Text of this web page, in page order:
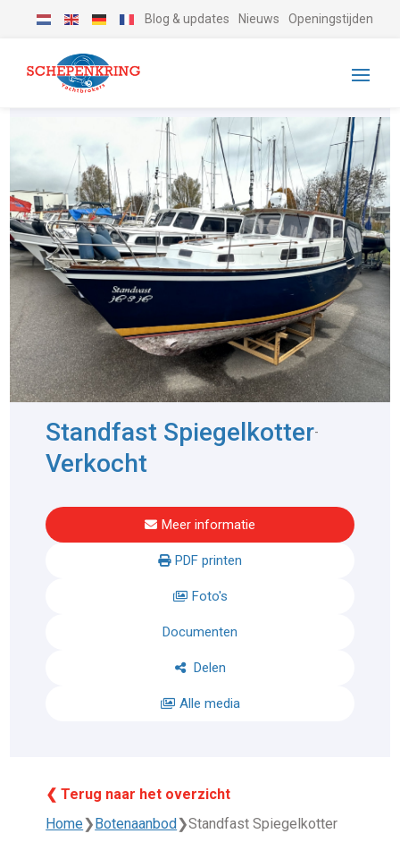
Blog & updates Nieuws Openingstijden
Standfast Spiegelkotter-
Verkocht
Meer informatie
PDF printen
Foto's
Documenten
Delen
Alle media
❮ Terug naar het overzicht
Home❯ Botenaanbod ❯Standfast Spiegelkotter